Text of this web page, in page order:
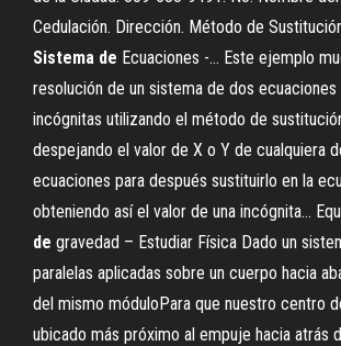
Cedulación. Dirección. Método de
Sistema de Ecuaciones -… Este ejemplo
resolución de un sistema de dos ecuaciones
incógnitas utilizando el método de
despejando el valor de X o Y de cualquiera
ecuaciones para después sustituirlo en la
obteniendo así el valor de una incógnita...
de gravedad – Estudiar Física Dado un
paralelas aplicadas sobre un cuerpo hacia
del mismo móduloPara que nuestro centro
ubicado más próximo al empuje hacia atrás